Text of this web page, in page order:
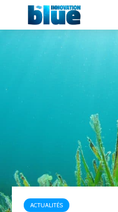
ACTUALITÉS